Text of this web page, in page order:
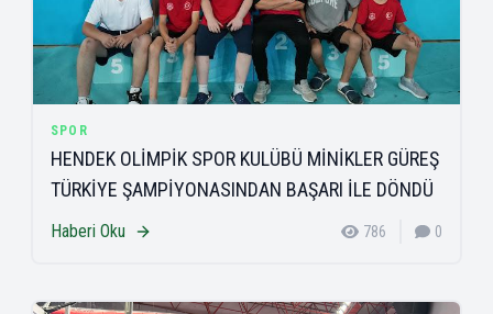
SPOR
HENDEK OLİMPİK SPOR KULÜBÜ MİNİKLER GÜREŞ
TÜRKİYE ŞAMPİYONASINDAN BAŞARI İLE DÖNDÜ
Haberi Oku 786 0